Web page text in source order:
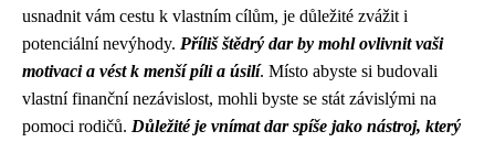
usnadnit vám cestu k vlastním cílům, je důležité zvážit i
potenciální nevýhody. Příliš štědrý dar by mohl ovlivnit vaši
motivaci a vést k menší píli a úsilí. Místo abyste si budovali
vlastní finanční nezávislost, mohli byste se stát závislými na
pomoci rodičů. Důležité je vnímat dar spíše jako nástroj, který